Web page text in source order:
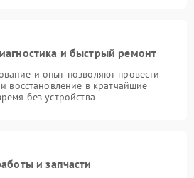
и быстрый ремонт
и опыт позволяют провести
восстановление в кратчайшие
без устройства
и запчасти